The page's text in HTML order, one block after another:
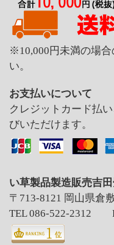
※10,000円未満の場合
い。
お支払いについて
クレジットカード払
びいただけます。
い草製品製造販売吉
〒713-8121 岡山県倉
TEL 086-522-2312